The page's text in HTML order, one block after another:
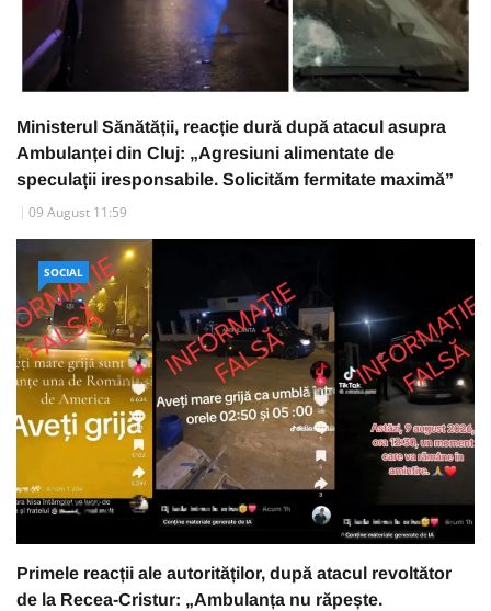
Ministerul Sănătății, reacție dură după atacul asupra
Ambulanței din Cluj: „Agresiuni alimentate de
speculații iresponsabile. Solicităm fermitate maximă”
09 August 11:59
SOCIAL
Primele reacții ale autorităților, după atacul revoltător
de la Recea-Cristur: „Ambulanța nu răpește.